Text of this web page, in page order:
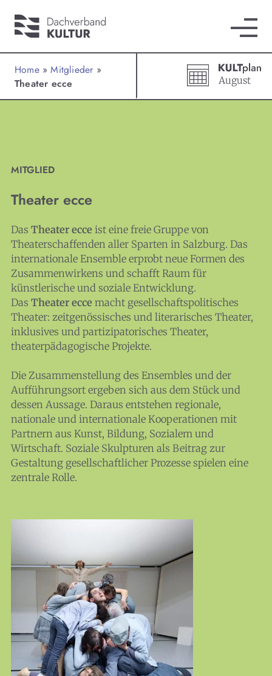
Home»Mitglieder »
Theater ecce
August
MITGLIED
Theater ecce
Das Theater ecce ist eine freie Gruppe von
Theaterschaffenden aller Sparten in Salzburg. Das
internationale Ensemble erprobt neue Formen des
Zusammenwirkens und schafft Raum für
künstlerische und soziale Entwicklung.
Das Theater ecce macht gesellschaftspolitisches
Theater: zeitgenössisches und literarisches Theater,
inklusives und partizipatorisches Theater,
theaterpädagogische Projekte.
Die Zusammenstellung des Ensembles und der
Aufführungsort ergeben sich aus dem Stück und
dessen Aussage. Daraus entstehen regionale,
nationale und internationale Kooperationen mit
Partnern aus Kunst, Bildung, Sozialem und
Wirtschaft. Soziale Skulpturen als Beitrag zur
Gestaltung gesellschaftlicher Prozesse spielen eine
zentrale Rolle.
News
Themen
Infothek
Mitglieder
Workshops
KULTplan
Presse
Links
Mitmachen